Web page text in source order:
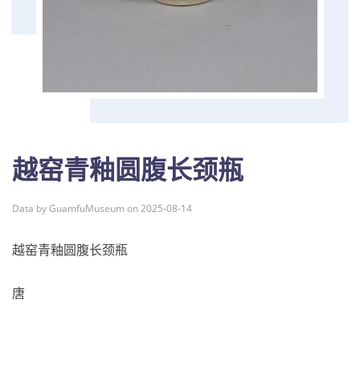
越窑青釉圆腹长颈瓶
Data by GuamfuMuseum on 2025-08-14
越窑青釉圆腹长颈瓶
唐